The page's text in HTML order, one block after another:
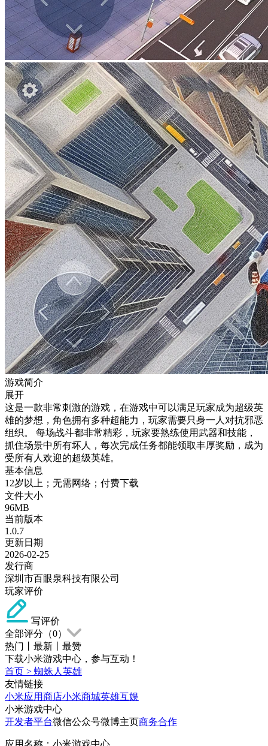
游戏简介
展开
这是一款非常刺激的游戏，在游戏中可以满足玩家成为超级英
雄的梦想，角色拥有多种超能力，玩家需要只身一人对抗邪恶
组织。 每场战斗都非常精彩，玩家要熟练使用武器和技能，
抓住场景中所有坏人，每次完成任务都能领取丰厚奖励，成为
受所有人欢迎的超级英雄。
基本信息
12岁以上；无需网络；付费下载
文件大小
96MB
当前版本
1.0.7
更新日期
2026-02-25
发行商
深圳市百眼泉科技有限公司
玩家评价
写评价
全部评分（0）
热门
最新
最赞
下载小米游戏中心，参与互动！
首页 > 蜘蛛人英雄
友情链接
小米应用商店小米商城英雄互娱
小米游戏中心
开发者平台微信公众号微博主页商务合作
应用名称：小米游戏中心